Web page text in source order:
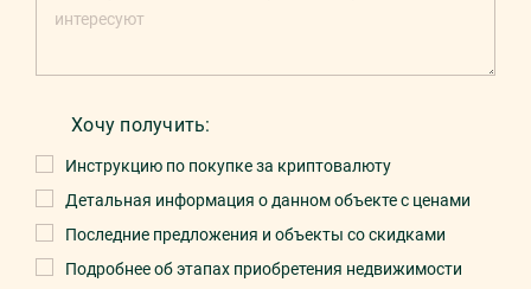
Хочу получить:
Инструкцию по покупке за криптовалюту
Детальная информация о данном объекте с ценами
Последние предложения и объекты со скидками
Подробнее об этапах приобретения недвижимости